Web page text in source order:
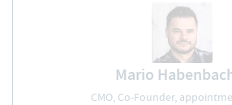
Mario
CMO, Co-Founder,